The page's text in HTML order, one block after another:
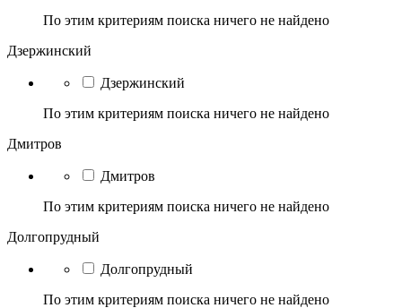
По этим критериям поиска ничего не найдено
Дзержинский
Дзержинский
По этим критериям поиска ничего не найдено
Дмитров
Дмитров
По этим критериям поиска ничего не найдено
Долгопрудный
Долгопрудный
По этим критериям поиска ничего не найдено